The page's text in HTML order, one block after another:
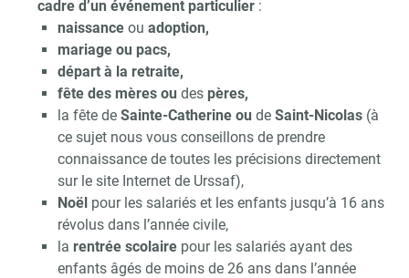
cadre d’un événement particulier:
naissance ouadoption,
mariage ou pacs,
départ à la retraite,
fête des mères oudes pères,
la fête deSainte-Catherine ou deSaint-Nicolas (à
ce sujet nous vous conseillons de prendre
connaissance de toutes les précisions directement
sur le site Internet de Urssaf),
Noël pour les salariés et les enfants jusqu’à 16 ans
révolus dans l’année civile,
la rentrée scolaire pour les salariés ayant des
enfants âgés de moins de 26 ans dans l’année